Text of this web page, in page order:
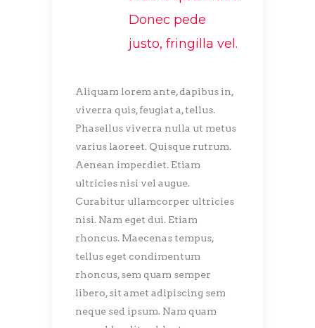
Donec pede
justo, fringilla vel.
Aliquam lorem ante, dapibus in,
viverra quis, feugiat a, tellus.
Phasellus viverra nulla ut metus
varius laoreet. Quisque rutrum.
Aenean imperdiet. Etiam
ultricies nisi vel augue.
Curabitur ullamcorper ultricies
nisi. Nam eget dui. Etiam
rhoncus. Maecenas tempus,
tellus eget condimentum
rhoncus, sem quam semper
libero, sit amet adipiscing sem
neque sed ipsum. Nam quam